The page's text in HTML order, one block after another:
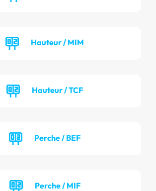
Hauteur / MIM
Hauteur / TCF
Perche / BEF
Perche / MIF